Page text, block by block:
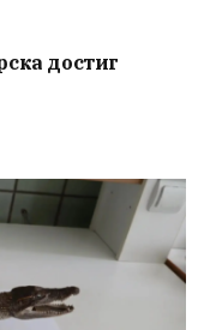
достиг